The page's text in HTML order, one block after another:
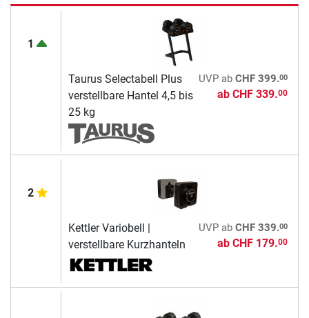
1
Taurus Selectabell Plus
verstellbare Hantel 4,5 bis
25 kg
UVPab CHF 399.00
ab CHF 339.00
2
Kettler Variobell |
verstellbare Kurzhanteln
UVPab CHF 339.00
ab CHF 179.00